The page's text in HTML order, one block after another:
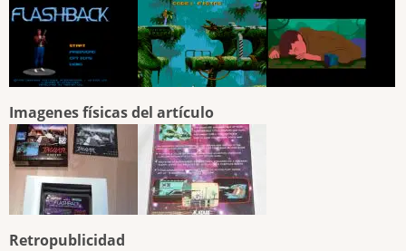
Imagenes físicas del artículo
Retropublicidad